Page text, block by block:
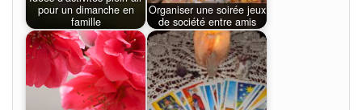
pour un dimanche en
famille
Organiser une soirée jeux
de société entre amis